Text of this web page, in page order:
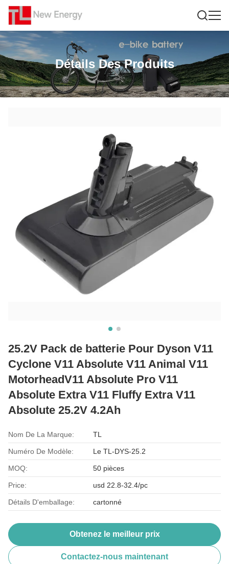
Détails Des Produits
25.2V Pack de batterie Pour Dyson V11
Cyclone V11 Absolute V11 Animal V11
MotorheadV11 Absolute Pro V11
Absolute Extra V11 Fluffy Extra V11
Absolute 25.2V 4.2Ah
Nom De La Marque: TL
Numéro De Modèle: Le TL-DYS-25.2
MOQ: 50 pièces
Price: usd 22.8-32.4/pc
Détails D'emballage: cartonné
Obtenez le meilleur prix
Contactez-nous maintenant